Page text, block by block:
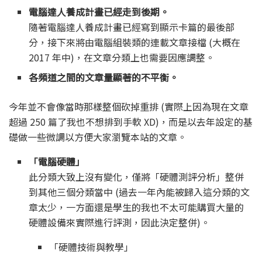
電腦達人養成計畫已經走到後期。
隨著電腦達人養成計畫已經寫到顯示卡篇的最後部
分，接下來將由電腦組裝類的連載文章接檔 (大概在
2017 年中)，在文章分類上也需要因應調整。
各頻道之間的文章量顯著的不平衡。
今年並不會像當時那樣整個砍掉重排 (實際上因為現在文章
超過 250 篇了我也不想排到手軟 XD)，而是以去年設定的基
礎做一些微調以方便大家瀏覽本站的文章。
「電腦硬體」
此分類大致上沒有變化，僅將「硬體測評分析」整併
到其他三個分類當中 (過去一年內能被歸入這分類的文
章太少，一方面還是學生的我也不太可能購買大量的
硬體設備來實際進行評測，因此決定整併)。
「硬體技術與教學」